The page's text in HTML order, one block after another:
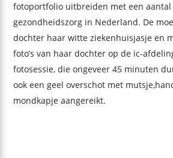
fotoportfolio uitbreiden met een aantal
gezondheidszorg in Nederland. De
dochter haar witte ziekenhuisjasje en
foto’s van haar dochter op de ic-
fotosessie, die ongeveer 45 minuten
ook een geel overschot met
mondkapje aangereikt.